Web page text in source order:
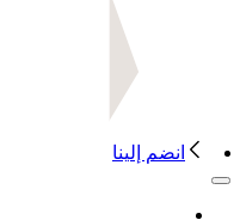
انضم إلينا